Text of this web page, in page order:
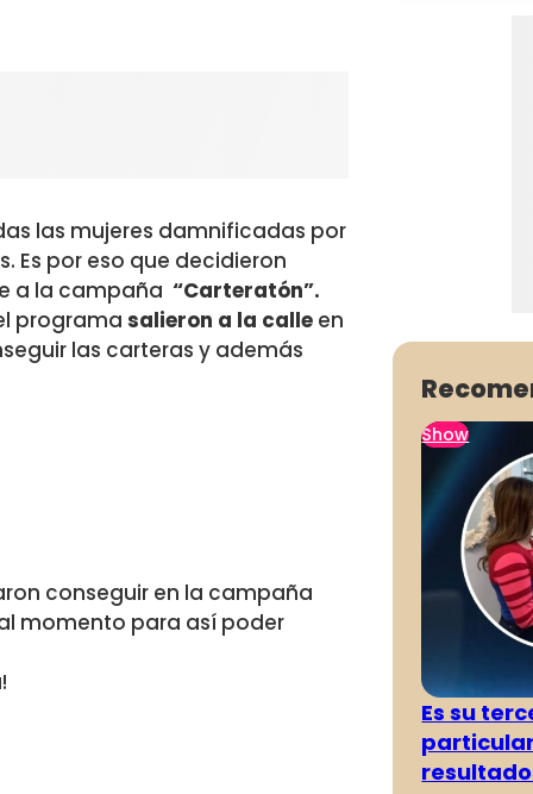
las mujeres damnificadas por
Es por eso que decidieron
a la campaña “Carteratón”.
programa salieron a la calle en
las carteras y además
conseguir en la campaña
momento para así poder
Show
Es su